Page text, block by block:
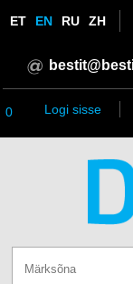
ET EN RU ZH
0 Logi sisse